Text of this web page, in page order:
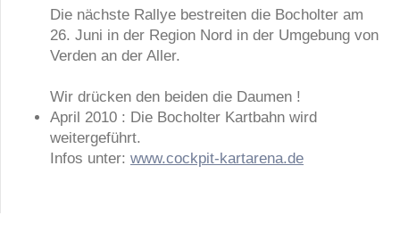
Die nächste Rallye bestreiten die Bocholter am
26. Juni in der Region Nord in der Umgebung von
Verden an der Aller.
Wir drücken den beiden die Daumen !
April 2010 : Die Bocholter Kartbahn wird
weitergeführt.
Infos unter: www.cockpit-kartarena.de